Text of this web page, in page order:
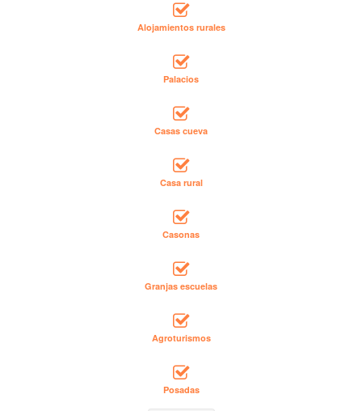
Alojamientos rurales
Palacios
Casas cueva
Casa rural
Casonas
Granjas escuelas
Agroturismos
Posadas